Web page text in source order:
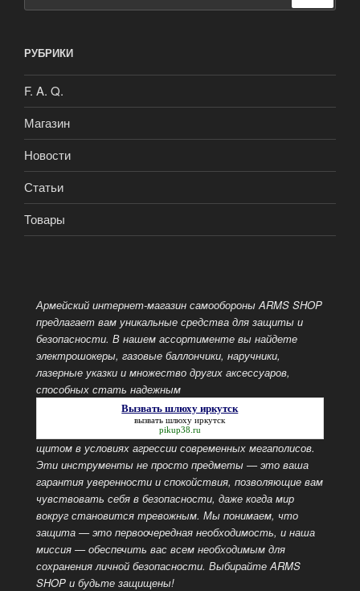
РУБРИКИ
F. A. Q.
Магазин
Новости
Статьи
Товары
Армейский интернет-магазин самообороны ARMS SHOP
предлагает вам уникальные средства для защиты и
безопасности. В нашем ассортименте вы найдете
электрошокеры, газовые баллончики, наручники,
лазерные указки и множество других аксессуаров,
способных стать надежным
Вызвать шлюху иркутск
вызвать шлюху иркутск
pikup38.ru
щитом в условиях агрессии современных мегаполисов.
Эти инструменты не просто предметы — это ваша
гарантия уверенности и спокойствия, позволяющие вам
чувствовать себя в безопасности, даже когда мир
вокруг становится тревожным. Мы понимаем, что
защита — это первоочередная необходимость, и наша
миссия — обеспечить вас всем необходимым для
сохранения личной безопасности. Выбирайте ARMS
SHOP и будьте защищены!